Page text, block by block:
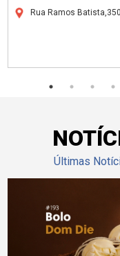
Rua Ramos
Últimas